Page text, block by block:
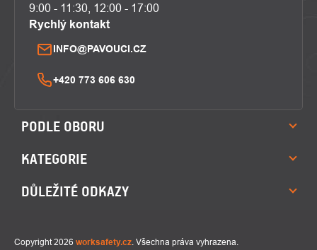
9:00 - 11:30, 12:00 - 17:00
Rychlý kontakt
INFO@PAVOUCI.CZ
+420 773 606 630
PODLE OBORU
KATEGORIE
DŮLEŽITÉ ODKAZY
Copyright 2026 worksafety.cz. Všechna práva vyhrazena.